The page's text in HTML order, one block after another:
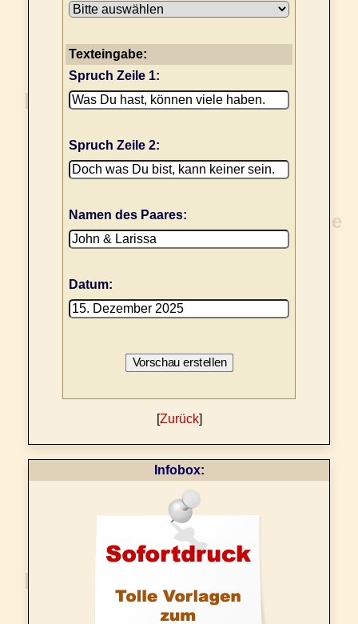
Texteingabe:
Spruch Zeile 1:
Spruch Zeile 2:
Namen des Paares:
Datum:
[Zurück]
Infobox: